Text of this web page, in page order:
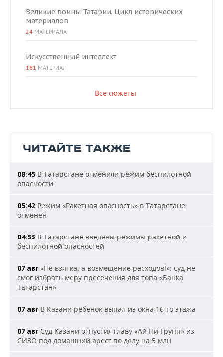
Великие воины Татарии. Цикл исторических
материалов
24 МАТЕРИАЛА
Искусственный интеллект
181 МАТЕРИАЛ
Все сюжеты
ЧИТАЙТЕ ТАКЖЕ
08:45 В Татарстане отменили режим беспилотной
опасности
05:42 Режим «Ракетная опасность» в Татарстане
отменен
04:53 В Татарстане введены режимы ракетной и
беспилотной опасностей
07 авг «Не взятка, а возмещение расходов!»: суд не
смог избрать меру пресечения для топа «Банка
Татарстан»
07 авг В Казани ребенок выпал из окна 16-го этажа
07 авг Суд Казани отпустил главу «Ай Пи Групп» из
СИЗО под домашний арест по делу на 5 млн